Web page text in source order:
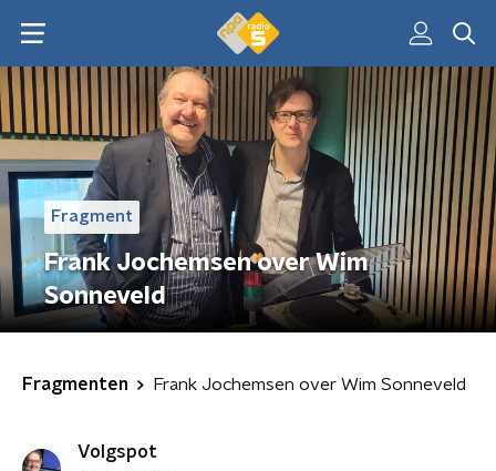
Fragment
Frank Jochemsen over Wim
Sonneveld
Fragmenten Frank Jochemsen over Wim Sonneveld
Volgspot